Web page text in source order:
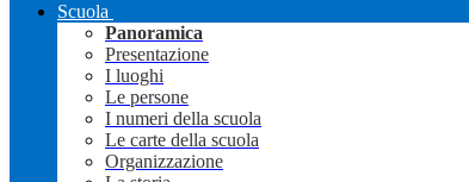
Scuola
Panoramica
Presentazione
I luoghi
Le persone
I numeri della scuola
Le carte della scuola
Organizzazione